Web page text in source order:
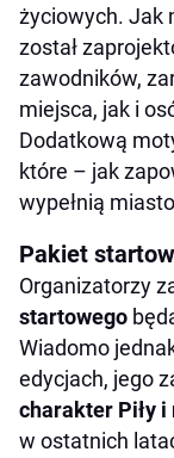
życiowych. Jak
został
zawodników,
miejsca, jak i
Dodatkową
które – jak
wypełnią
Pakiet
Organizatorzy
startowego
Wiadomo
edycjach, jego
charakter Piły i
w ostatnich